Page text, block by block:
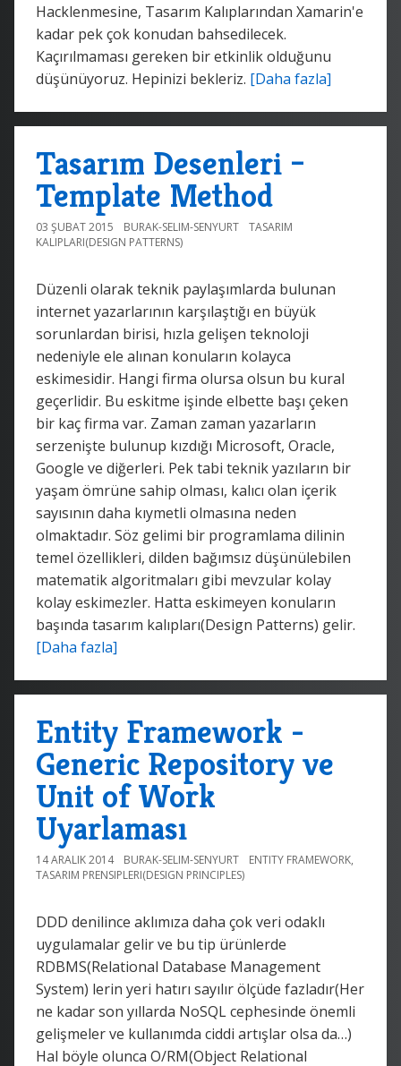
Hacklenmesine, Tasarım Kalıplarından Xamarin'e
kadar pek çok konudan bahsedilecek.
Kaçırılmaması gereken bir etkinlik olduğunu
düşünüyoruz. Hepinizi bekleriz. [Daha fazla]
Tasarım Desenleri –
Template Method
03 ŞUBAT 2015 BURAK-SELIM-SENYURT
TASARIM
KALIPLARI(DESIGN PATTERNS)
Düzenli olarak teknik paylaşımlarda bulunan
internet yazarlarının karşılaştığı en büyük
sorunlardan birisi, hızla gelişen teknoloji
nedeniyle ele alınan konuların kolayca
eskimesidir. Hangi firma olursa olsun bu kural
geçerlidir. Bu eskitme işinde elbette başı çeken
bir kaç firma var. Zaman zaman yazarların
serzenişte bulunup kızdığı Microsoft, Oracle,
Google ve diğerleri. Pek tabi teknik yazıların bir
yaşam ömrüne sahip olması, kalıcı olan içerik
sayısının daha kıymetli olmasına neden
olmaktadır. Söz gelimi bir programlama dilinin
temel özellikleri, dilden bağımsız düşünülebilen
matematik algoritmaları gibi mevzular kolay
kolay eskimezler. Hatta eskimeyen konuların
başında tasarım kalıpları(Design Patterns) gelir.
[Daha fazla]
Entity Framework -
Generic Repository ve
Unit of Work
Uyarlaması
14 ARALIK 2014 BURAK-SELIM-SENYURT ENTITY FRAMEWORK,
TASARIM PRENSIPLERI(DESIGN PRINCIPLES)
DDD denilince aklımıza daha çok veri odaklı
uygulamalar gelir ve bu tip ürünlerde
RDBMS(Relational Database Management
System) lerin yeri hatırı sayılır ölçüde fazladır(Her
ne kadar son yıllarda NoSQL cephesinde önemli
gelişmeler ve kullanımda ciddi artışlar olsa da…)
Hal böyle olunca O/RM(Object Relational